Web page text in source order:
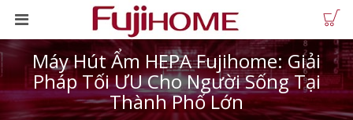
Máy Hút Ẩm HEPA Fujihome: Giải
Pháp Tối ƯU Cho Người Sống Tại
Thành Phố Lớn